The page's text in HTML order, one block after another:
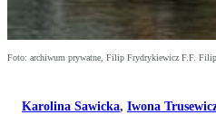
Foto: archiwum prywatne, Filip Frydrykiewicz F.F.
Karolina Sawicka, Iwona